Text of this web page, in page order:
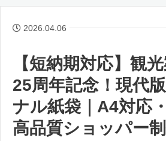
2026.04.06
【短納期対応】観
25周年記念！現代
ナル紙袋｜A4対応
高品質ショッパー